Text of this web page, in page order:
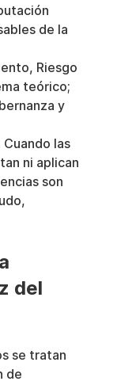
de la
Riesgo
teórico;
y
las
ni aplican
son
del
se tratan
de